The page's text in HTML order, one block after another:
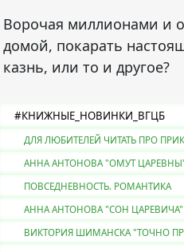
Ворочая миллионами и
домой, покарать
казнь, или то и другое?
#КНИЖНЫЕ_НОВИНКИ_ВГЦБ
ДЛЯ ЛЮБИТЕЛЕЙ ЧИТАТЬ ПРО
АННА АНТОНОВА "ОМУТ
ПОВСЕДНЕВНОСТЬ. РОМАНТИКА
АННА АНТОНОВА "СОН ЦАРЕВИЧА"
ВИКТОРИЯ ШИМАНСКА "ТОЧНО